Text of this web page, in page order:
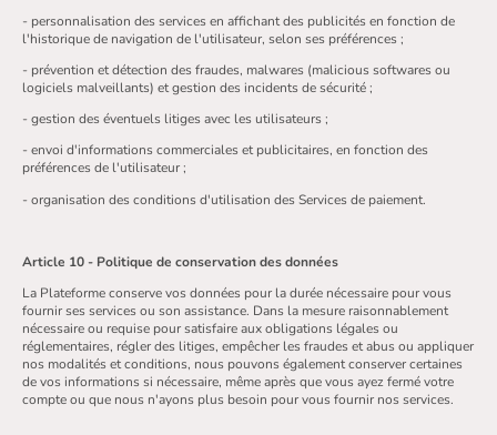
- personnalisation des services en affichant des publicités en fonction de
l'historique de navigation de l'utilisateur, selon ses préférences ;
- prévention et détection des fraudes, malwares (malicious softwares ou
logiciels malveillants) et gestion des incidents de sécurité ;
- gestion des éventuels litiges avec les utilisateurs ;
- envoi d'informations commerciales et publicitaires, en fonction des
préférences de l'utilisateur ;
- organisation des conditions d'utilisation des Services de paiement.
Article 10 - Politique de conservation des données
La Plateforme conserve vos données pour la durée nécessaire pour vous
fournir ses services ou son assistance. Dans la mesure raisonnablement
nécessaire ou requise pour satisfaire aux obligations légales ou
réglementaires, régler des litiges, empêcher les fraudes et abus ou appliquer
nos modalités et conditions, nous pouvons également conserver certaines
de vos informations si nécessaire, même après que vous ayez fermé votre
compte ou que nous n'ayons plus besoin pour vous fournir nos services.